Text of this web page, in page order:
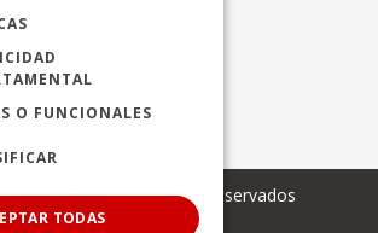
Todos los derechos reservados
O FUNCIONALES
TODAS